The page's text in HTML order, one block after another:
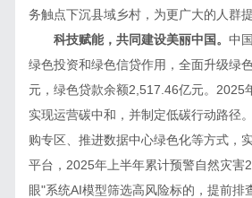
务触点下沉县域乡村，为更广大的人群
科技赋能，共同建设美丽中国。 中
绿色投资和绿色信贷作用，全面升级绿
元，绿色贷款余额2,517.46亿元。
实现运营碳中和，并制定低碳行动路径
购专区、推进数据中心绿色化等方式，
平台，2025年上半年累计预警自然灾
眼"系统AI模型筛选高风险标的，提前排